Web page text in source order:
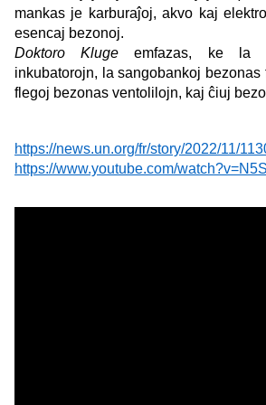
mankas je karburaĵoj, akvo kaj
esencaj bezonoj.
Doktoro Kluge emfazas, ke la
inkubatorojn, la sangobankoj
flegoj bezonas ventolilojn, kaj ĉiuj
https://news.un.org/fr/story/2022/11/
https://www.youtube.com/